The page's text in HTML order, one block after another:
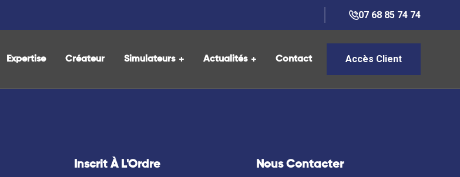
07 68 85 74 74
Expertise Créateur Simulateurs Actualités Contact Accès Client
Inscrit À L'Ordre Nous Contacter